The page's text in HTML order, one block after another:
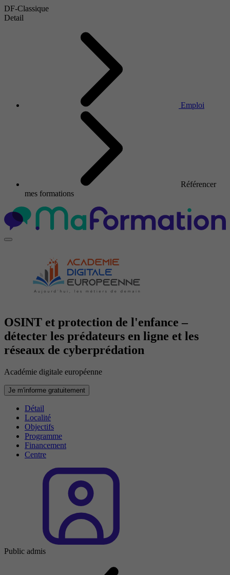
DF-Classique
Detail
Emploi
Référencer
mes formations
OSINT et protection de l'enfance –
détecter les prédateurs en ligne et les
réseaux de cyberprédation
Académie digitale européenne
Je m'informe gratuitement
Détail
Localité
Objectifs
Programme
Financement
Centre
Public admis